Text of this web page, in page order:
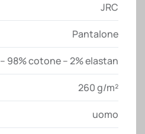
JRC
Pantalone
– 98% cotone – 2% elastan
260 g/m²
uomo